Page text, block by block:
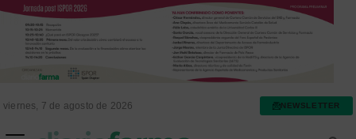
viernes, 7 de agosto de 2026 NEWSLETTER